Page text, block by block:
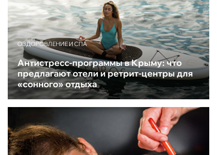
ОЗДОРОВЛЕНИЕ И СПА
Антистресс-программы в Крыму: что
предлагают отели и ретрит-центры для
«сонного» отдыха